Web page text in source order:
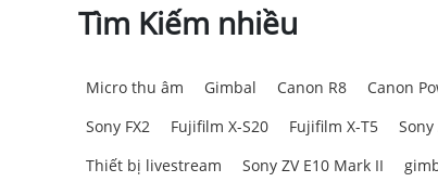
Tìm Kiếm nhiều
Micro thu âm Gimbal Canon R8 Canon
Sony FX2
Fujifilm X-S20 Fujifilm X-T5 Sony
Thiết bị livestream
Sony ZV E10 Mark II